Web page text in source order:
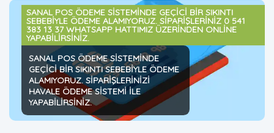
SANAL POS ÖDEME SİSTEMİNDE GEÇİCİ BİR SIKINTI
SEBEBİYLE ÖDEME ALAMIYORUZ. SİPARİŞLERİNİZ 0 541
383 13 37 WHATSAPP HATTIMIZ ÜZERİNDEN ONLİNE
YAPABİLİRSİNİZ.
SANAL POS ÖDEME SİSTEMİNDE
GEÇİCİ BİR SIKINTI SEBEBİYLE ÖDEME
ALAMIYORUZ. SİPARİŞLERİNİZİ
HAVALE ÖDEME SİSTEMİ İLE
YAPABİLİRSİNİZ.